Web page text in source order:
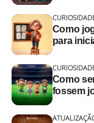
Casos em
mesa
Família Buraco
Situações
Como
para
Como
fossem